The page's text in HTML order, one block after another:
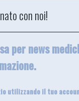
con noi!
per news
utilizzando il tuo